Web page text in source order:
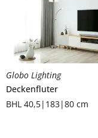
Globo Lighting
Deckenfluter
BHL 40,5|183|80 cm